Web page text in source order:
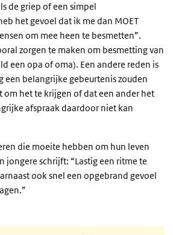
de griep of een simpel
het gevoel dat ik me dan MOET
om mee heen te besmetten”.
zorgen te maken om besmetting van
een opa of oma). Een andere reden is
een belangrijke gebeurtenis zouden
om het te krijgen of dat een ander het
afspraak daardoor niet kan
die moeite hebben om hun leven
jongere schrijft: “Lastig een ritme te
ook snel een opgebrand gevoel